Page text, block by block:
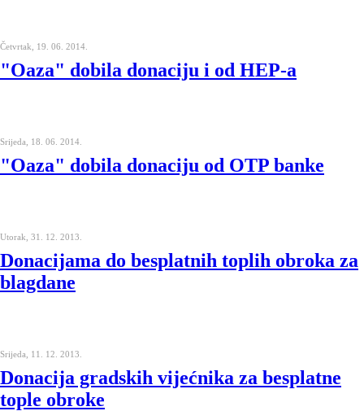
Četvrtak, 19. 06. 2014.
"Oaza" dobila donaciju i od HEP-a
Srijeda, 18. 06. 2014.
"Oaza" dobila donaciju od OTP banke
Utorak, 31. 12. 2013.
Donacijama do besplatnih toplih obroka za
blagdane
Srijeda, 11. 12. 2013.
Donacija gradskih vijećnika za besplatne
tople obroke